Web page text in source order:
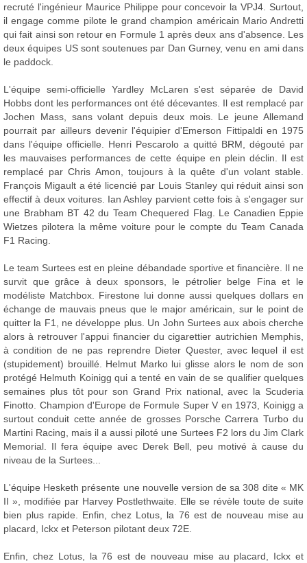
recruté l'ingénieur Maurice Philippe pour concevoir la VPJ4. Surtout,
il engage comme pilote le grand champion américain Mario Andretti
qui fait ainsi son retour en Formule 1 après deux ans d'absence. Les
deux équipes US sont soutenues par Dan Gurney, venu en ami dans
le paddock.
L'équipe semi-officielle Yardley McLaren s'est séparée de David
Hobbs dont les performances ont été décevantes. Il est remplacé par
Jochen Mass, sans volant depuis deux mois. Le jeune Allemand
pourrait par ailleurs devenir l'équipier d'Emerson Fittipaldi en 1975
dans l'équipe officielle. Henri Pescarolo a quitté BRM, dégouté par
les mauvaises performances de cette équipe en plein déclin. Il est
remplacé par Chris Amon, toujours à la quête d'un volant stable.
François Migault a été licencié par Louis Stanley qui réduit ainsi son
effectif à deux voitures. Ian Ashley parvient cette fois à s'engager sur
une Brabham BT 42 du Team Chequered Flag. Le Canadien Eppie
Wietzes pilotera la même voiture pour le compte du Team Canada
F1 Racing.
Le team Surtees est en pleine débandade sportive et financière. Il ne
survit que grâce à deux sponsors, le pétrolier belge Fina et le
modéliste Matchbox. Firestone lui donne aussi quelques dollars en
échange de mauvais pneus que le major américain, sur le point de
quitter la F1, ne développe plus. Un John Surtees aux abois cherche
alors à retrouver l'appui financier du cigarettier autrichien Memphis,
à condition de ne pas reprendre Dieter Quester, avec lequel il est
(stupidement) brouillé. Helmut Marko lui glisse alors le nom de son
protégé Helmuth Koinigg qui a tenté en vain de se qualifier quelques
semaines plus tôt pour son Grand Prix national, avec la Scuderia
Finotto. Champion d'Europe de Formule Super V en 1973, Koinigg a
surtout conduit cette année de grosses Porsche Carrera Turbo du
Martini Racing, mais il a aussi piloté une Surtees F2 lors du Jim Clark
Memorial. Il fera équipe avec Derek Bell, peu motivé à cause du
niveau de la Surtees...
L'équipe Hesketh présente une nouvelle version de sa 308 dite « MK
II », modifiée par Harvey Postlethwaite. Elle se révèle toute de suite
bien plus rapide. Enfin, chez Lotus, la 76 est de nouveau mise au
placard, Ickx et Peterson pilotant deux 72E.
Enfin, chez Lotus, la 76 est de nouveau mise au placard, Ickx et